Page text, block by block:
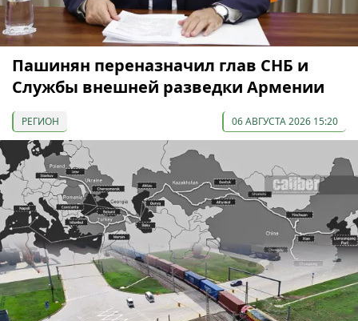
Пашинян переназначил глав СНБ и
Службы внешней разведки Армении
РЕГИОН 06 АВГУСТА 2026 15:20